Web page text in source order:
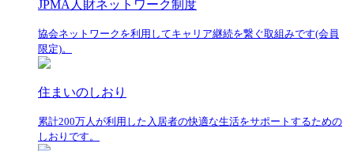
JPMA人財ネットワーク制度
協会ネットワークを利用してキャリア継続を繋ぐ取組みです(会員
限定)。
住まいのしおり
累計200万人が利用した入居者の快適な生活をサポートするための
しおりです。